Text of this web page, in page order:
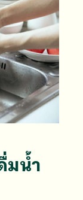
มน้ำ